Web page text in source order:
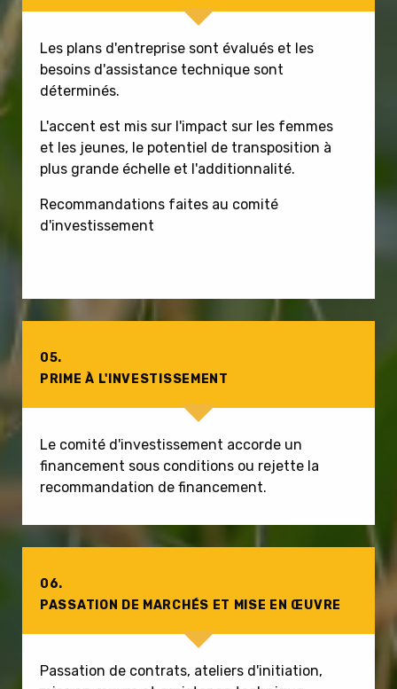
Les plans d'entreprise sont évalués et les
besoins d'assistance technique sont
déterminés.
L'accent est mis sur l'impact sur les femmes
et les jeunes, le potentiel de transposition à
plus grande échelle et l'additionnalité.
Recommandations faites au comité
d'investissement
05.
PRIME À L'INVESTISSEMENT
Le comité d'investissement accorde un
financement sous conditions ou rejette la
recommandation de financement.
06.
PASSATION DE MARCHÉS ET MISE EN ŒUVRE
Passation de contrats, ateliers d'initiation,